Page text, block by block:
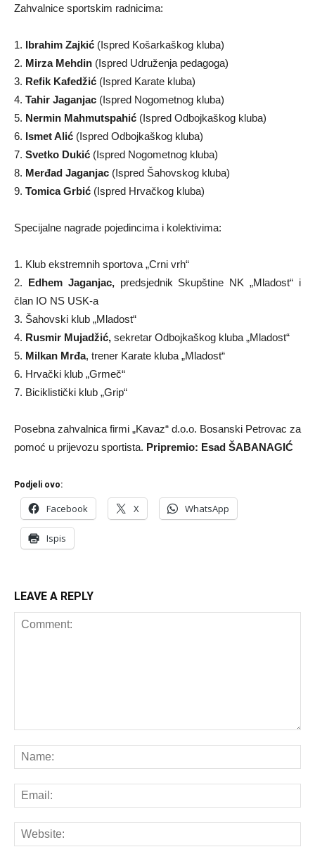
Zahvalnice sportskim radnicima:
1. Ibrahim Zajkić (Ispred Košarkaškog kluba)
2. Mirza Mehdin (Ispred Udruženja pedagoga)
3. Refik Kafedžić (Ispred Karate kluba)
4. Tahir Jaganjac (Ispred Nogometnog kluba)
5. Nermin Mahmutspahić (Ispred Odbojkaškog kluba)
6. Ismet Alić (Ispred Odbojkaškog kluba)
7. Svetko Dukić (Ispred Nogometnog kluba)
8. Merđad Jaganjac (Ispred Šahovskog kluba)
9. Tomica Grbić (Ispred Hrvačkog kluba)
Specijalne nagrade pojedincima i kolektivima:
1. Klub ekstremnih sportova „Crni vrh“
2. Edhem Jaganjac,predsjednik Skupštine NK „Mladost“ i
član IO NS USK-a
3. Šahovski klub „Mladost“
4. Rusmir Mujadžić, sekretar Odbojkaškog kluba „Mladost“
5. Milkan Mrđa, trener Karate kluba „Mladost“
6. Hrvački klub „Grmeč“
7. Biciklistički klub „Grip“
Posebna zahvalnica firmi „Kavaz“ d.o.o. Bosanski Petrovac za
pomoć u prijevozu sportista. Pripremio: Esad ŠABANAGIĆ
Podjeli ovo:
Facebook X WhatsApp
Ispis
LEAVE A REPLY